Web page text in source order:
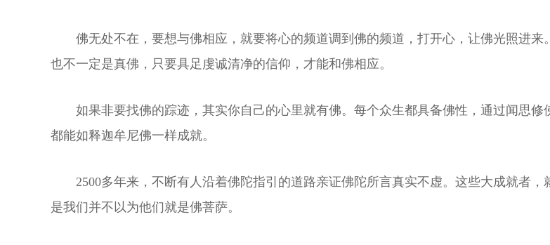
佛无处不在，要想与佛相应，就要将心的频道调到佛的频道，打开心，让佛光照进
也不一定是真佛，只要具足虔诚清净的信仰，才能和佛相应。
如果非要找佛的踪迹，其实你自己的心里就有佛。每个众生都具备佛性，通过闻思
都能如释迦牟尼佛一样成就。
2500多年来，不断有人沿着佛陀指引的道路亲证佛陀所言真实不虚。这些大成就者
是我们并不以为他们就是佛菩萨。